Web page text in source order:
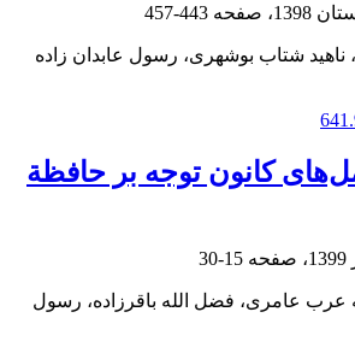
443-457
شتاب بوشهری، رسول عابدان زاده
کانون توجه بر حافظة
15-30
عرب عامری، فضل الله باقرزاده، رسول